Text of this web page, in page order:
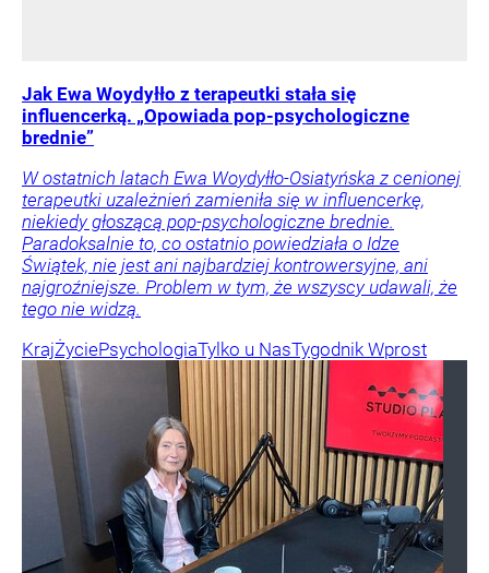
Jak Ewa Woydyłło z terapeutki stała się
influencerką. „Opowiada pop-psychologiczne
brednie”
W ostatnich latach Ewa Woydyłło-Osiatyńska z cenionej
terapeutki uzależnień zamieniła się w influencerkę,
niekiedy głoszącą pop-psychologiczne brednie.
Paradoksalnie to, co ostatnio powiedziała o Idze
Świątek, nie jest ani najbardziej kontrowersyjne, ani
najgroźniejsze. Problem w tym, że wszyscy udawali, że
tego nie widzą.
KrajŻyciePsychologiaTylko u NasTygodnik Wprost